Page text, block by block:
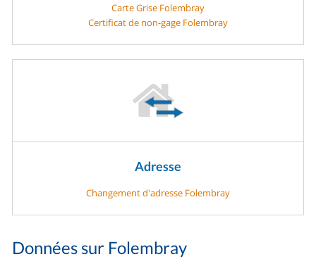
Carte Grise Folembray
Certificat de non-gage Folembray
Adresse
Changement d'adresse Folembray
Données sur Folembray